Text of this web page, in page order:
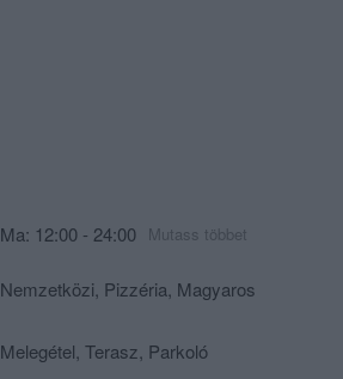
Ma: 12:00 - 24:00 Mutass többet
Nemzetközi, Pizzéria, Magyaros
Melegétel, Terasz, Parkoló